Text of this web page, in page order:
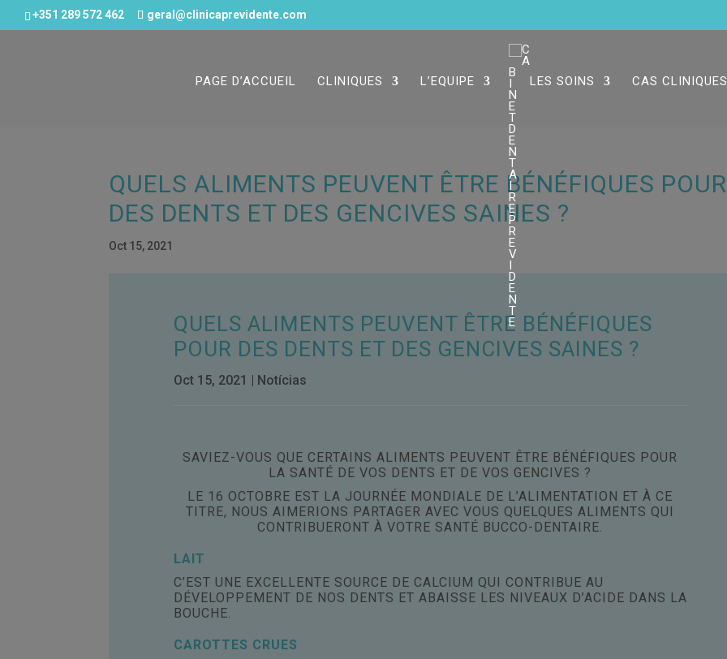
+351 289 572 462 geral@clinicaprevidente.com
PAGE D’ACCUEIL CLINIQUES L’EQUIPE LES SOINS CAS CLINIQUES
QUELS ALIMENTS PEUVENT ÊTRE BÉNÉFIQUES POUR
DES DENTS ET DES GENCIVES SAINES ?
Oct 15, 2021
QUELS ALIMENTS PEUVENT ÊTRE BÉNÉFIQUES
POUR DES DENTS ET DES GENCIVES SAINES ?
Oct 15, 2021 Notícias
SAVIEZ-VOUS QUE CERTAINS ALIMENTS PEUVENT ÊTRE BÉNÉFIQUES POUR
LA SANTÉ DE VOS DENTS ET DE VOS GENCIVES ?
LE 16 OCTOBRE EST LA JOURNÉE MONDIALE DE L’ALIMENTATION ET À CE
TITRE, NOUS AIMERIONS PARTAGER AVEC VOUS QUELQUES ALIMENTS QUI
CONTRIBUERONT À VOTRE SANTÉ BUCCO-DENTAIRE.
LAIT
C’EST UNE EXCELLENTE SOURCE DE CALCIUM QUI CONTRIBUE AU
DÉVELOPPEMENT DE NOS DENTS ET ABAISSE LES NIVEAUX D’ACIDE DANS LA
BOUCHE.
CAROTTES CRUES